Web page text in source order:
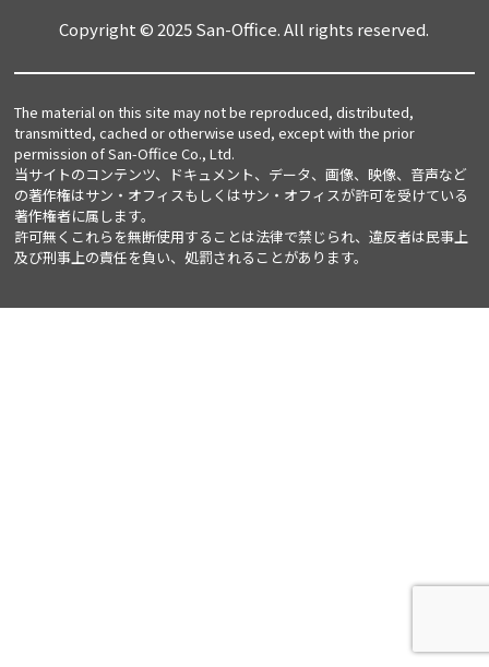
Copyright © 2025 San-Office. All rights reserved.
The material on this site may not be reproduced, distributed,
transmitted, cached or otherwise used, except with the prior
permission of San-Office Co., Ltd.
当サイトのコンテンツ、ドキュメント、データ、画像、映像、音声など
の著作権はサン・オフィスもしくはサン・オフィスが許可を受けている
著作権者に属します。
許可無くこれらを無断使用することは法律で禁じられ、違反者は民事上
及び刑事上の責任を負い、処罰されることがあります。